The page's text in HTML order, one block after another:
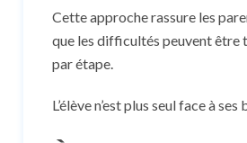
Cette approche rassure les
que les difficultés peuvent être
par étape.
L’élève n’est plus seul face à